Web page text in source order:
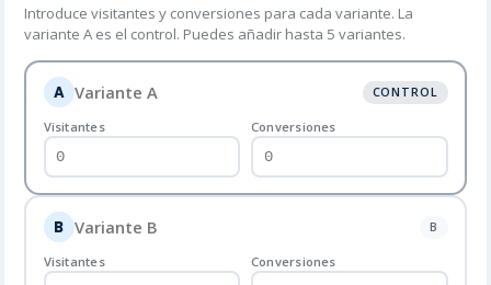
Introduce visitantes y conversiones para cada variante. La
variante A es el control. Puedes añadir hasta 5 variantes.
A CONTROL
Visitantes Conversiones
B B
Visitantes Conversiones